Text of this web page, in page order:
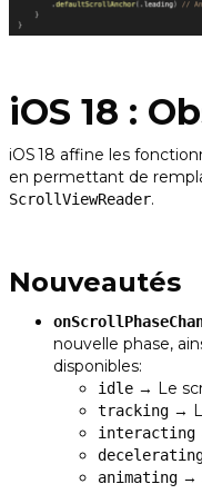
iOS 18 :
iOS 18 affine les
en permettant de
ScrollViewReader.
Nouveautés
nouvelle phase,
disponibles:
idle→ Le
tracking→
interacting
animating→